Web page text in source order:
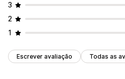
3
2
1
Escrever avaliação Todas as